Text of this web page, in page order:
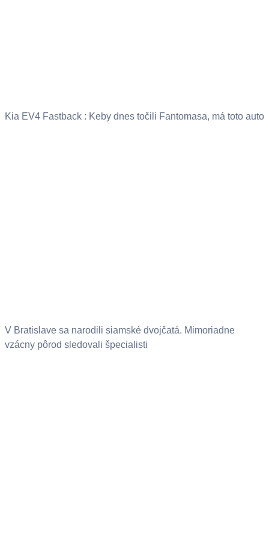
Kia EV4 Fastback : Keby dnes točili Fantomasa, má toto auto
V Bratislave sa narodili siamské dvojčatá. Mimoriadne
vzácny pôrod sledovali špecialisti